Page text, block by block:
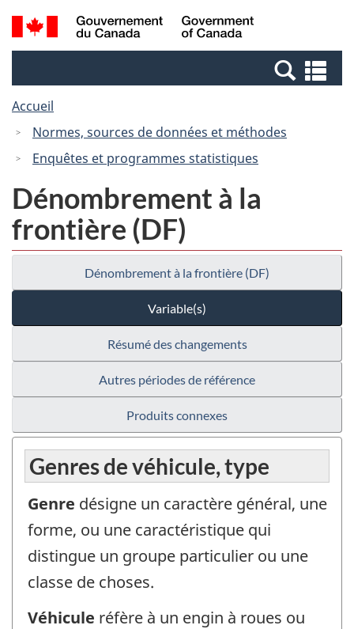
Passer
au
Passer
à
Canada
Recherche
et
et
Accueil
Normes, sources de données et méthodes
Enquêtes et programmes statistiques
Dénombrement à la
frontière (DF)
Dénombrement à la frontière (DF)
Variable(s)
Résumé des changements
Autres périodes de référence
Produits connexes
Genres de véhicule, type
Genre désigne un caractère général, une
forme, ou une caractéristique qui
distingue un groupe particulier ou une
classe de choses.
Véhicule réfère à un engin à roues ou